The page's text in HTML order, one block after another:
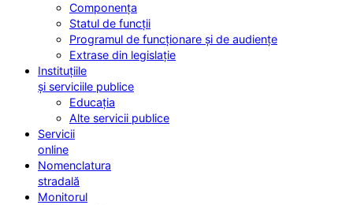
Componența
Statul de funcții
Programul de funcționare și de audiențe
Extrase din legislație
Instituțiile
și serviciile publice
Educația
Alte servicii publice
Servicii
online
Nomenclatura
stradală
Monitorul